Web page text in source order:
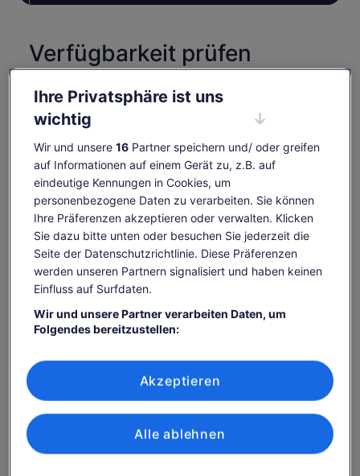
Verfügbarkeit prüfen
So., 9. Aug.–So., 23. Aug.
Reisende
1 Kind
So., 9. Aug. Mo., 10. Aug. Di., 11. Aug. Mi., 12. Aug.
139 €
Der
Preis
beträgt
139 €
pro
139 €
inkl. Steuern & Gebühren
pro Erw.
Tickets anzeigen
Einige Inhalte dieser Seite wurden möglicherweise
maschinell übersetzt
Originaltext anzeigen (Englisch)
Feedback zu dieser Übersetzung geben
einem
geöffnet
Das ist im Preis enthalten
Geführte Tour durch die Vatikanischen Museen, die
Sixtinische Kapelle und den Petersdom
Frühzeitiger Zugang zu den Vatikanischen Museen
Ihre Privatsphäre ist uns
wichtig
Wir und unsere 16Partner speichern und/ oder greifen
auf Informationen auf einem Gerät zu, z.B. auf
eindeutige Kennungen in Cookies, um
personenbezogene Daten zu verarbeiten. Sie können
Ihre Präferenzen akzeptieren oder verwalten. Klicken
Sie dazu bitte unten oder besuchen Sie jederzeit die
Seite der Datenschutzrichtlinie. Diese Präferenzen
werden unseren Partnern signalisiert und haben keinen
Einfluss auf Surfdaten.
Wir und unsere Partner verarbeiten Daten, um
Folgendes bereitzustellen:
Identifikation aktiv abfragen. Speichern von oder Zugriff auf
Inhalte, Messung von Werbeleistung und der Performance von
Inhalten, Zielgruppenforschung sowie Entwicklung und
Liste der Partner (Lieferanten)
Alle ablehnen
Akzeptieren